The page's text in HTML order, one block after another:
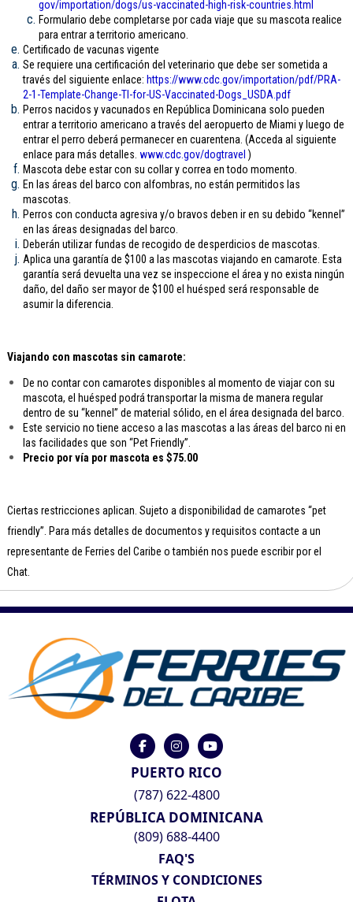
gov/importation/dogs/us-vaccinated-high-risk-countries.html
Formulario debe completarse por cada viaje que su mascota realice
para entrar a territorio americano.
Certificado de vacunas vigente
Se requiere una certificación del veterinario que debe ser sometida a
través del siguiente enlace: https://www.cdc.gov/importation/pdf/PRA-
2-1-Template-Change-TI-for-US-Vaccinated-Dogs_USDA.pdf
Perros nacidos y vacunados en República Dominicana solo pueden
entrar a territorio americano a través del aeropuerto de Miami y luego de
entrar el perro deberá permanecer en cuarentena. (Acceda al siguiente
enlace para más detalles. www.cdc.gov/dogtravel )
Mascota debe estar con su collar y correa en todo momento.
En las áreas del barco con alfombras, no están permitidos las
mascotas.
Perros con conducta agresiva y/o bravos deben ir en su debido “kennel”
en las áreas designadas del barco.
Deberán utilizar fundas de recogido de desperdicios de mascotas.
Aplica una garantía de $100 a las mascotas viajando en camarote. Esta
garantía será devuelta una vez se inspeccione el área y no exista ningún
daño, del daño ser mayor de $100 el huésped será responsable de
asumir la diferencia.
Viajando con mascotas sin camarote:
De no contar con camarotes disponibles al momento de viajar con su
mascota, el huésped podrá transportar la misma de manera regular
dentro de su “kennel” de material sólido, en el área designada del barco.
Este servicio no tiene acceso a las mascotas a las áreas del barco ni en
las facilidades que son “Pet Friendly”.
Precio por vía por mascota es $75.00
Ciertas restricciones aplican. Sujeto a disponibilidad de camarotes “pet
friendly”. Para más detalles de documentos y requisitos contacte a un
representante de Ferries del Caribe o también nos puede escribir por el
Chat.
PUERTO RICO
(787) 622-4800
REPÚBLICA DOMINICANA
(809) 688-4400
FAQ'S
TÉRMINOS Y CONDICIONES